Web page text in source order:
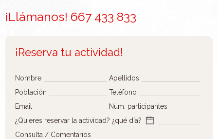
¡Llámanos! 667 433 833
¡Reserva tu actividad!
Nombre
Población
Email
Apellidos
Teléfono
Núm. participantes
¿Quieres reservar la actividad? ¿qué día?
Consulta / Comentarios